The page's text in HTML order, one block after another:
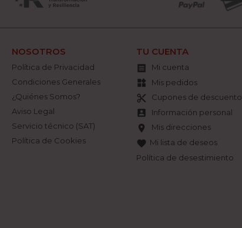
NOSOTROS
Política de Privacidad
Condiciones Generales
¿Quiénes Somos?
Aviso Legal
Servicio técnico (SAT)
Política de Cookies
TU CUENTA
 Mi cuenta
widgets Mis pedidos
content_cut Cupones de descuento
account_box Información personal
location_on Mis direcciones
favorite Mi lista de deseos
Política de desestimiento